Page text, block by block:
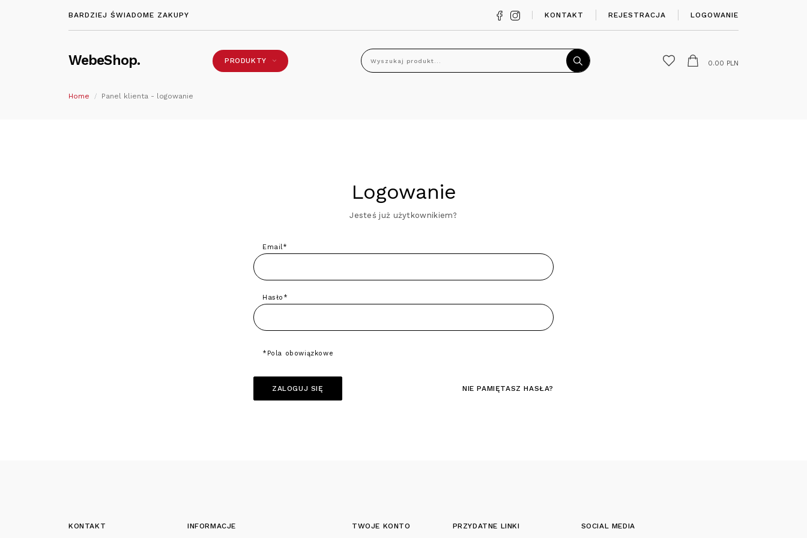
BARDZIEJ ŚWIADOME ZAKUPY KONTAKT REJESTRACJA LOGOWANIE
WebeShop. PRODUKTY
Wyszukaj produkt... 0.00 PLN
Home Panel klienta - logowanie
Logowanie
Jesteś już użytkownikiem?
Email*
Hasło*
*Pola obowiązkowe
ZALOGUJ SIĘ NIE PAMIĘTASZ HASŁA?
KONTAKT INFORMACJE TWOJE KONTO PRZYDATNE LINKI SOCIAL MEDIA